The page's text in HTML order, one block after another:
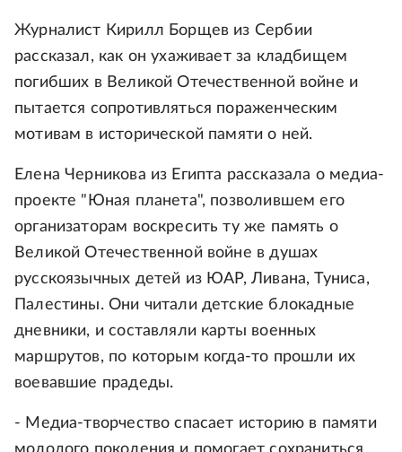
Журналист Кирилл Борщев из Сербии
рассказал, как он ухаживает за кладбищем
погибших в Великой Отечественной войне и
пытается сопротивляться пораженческим
мотивам в исторической памяти о ней.
Елена Черникова из Египта рассказала о медиа-
проекте "Юная планета", позволившем его
организаторам воскресить ту же память о
Великой Отечественной войне в душах
русскоязычных детей из ЮАР, Ливана, Туниса,
Палестины. Они читали детские блокадные
дневники, и составляли карты военных
маршрутов, по которым когда-то прошли их
воевавшие прадеды.
- Медиа-творчество спасает историю в памяти